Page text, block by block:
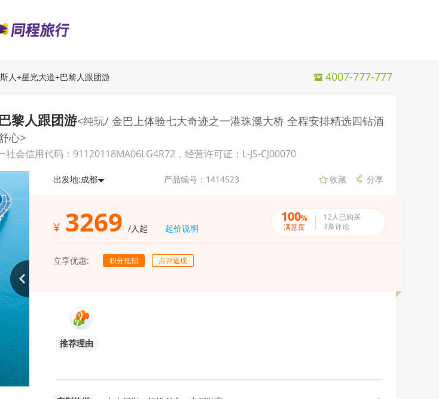
人+星光大道+巴黎人跟团游 4007-777-777
黎人跟团游<纯玩/ 金巴上体验七大奇迹之一港珠澳大桥 全程安排精选四钻酒
心>
会信用代码：91120118MA06LG4R72，经营许可证：L-JS-CJ00070
出发地:成都 产品编号：1414523
¥ 3269 /人起 起价说明
100%
满意度
12人已购买
3条评论
立享优惠: 积分抵扣 点评返现
推荐理由